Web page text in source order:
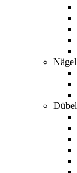
Nägel
Dübel